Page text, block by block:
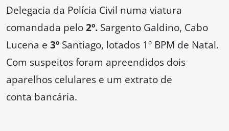
Delegacia da Polícia Civil numa viatura
comandada pelo2º. Sargento Galdino, Cabo
Lucena e 3º Santiago, lotados 1º BPM de Natal.
Com suspeitos foram apreendidos dois
aparelhos celulares e um extrato de
conta bancária.